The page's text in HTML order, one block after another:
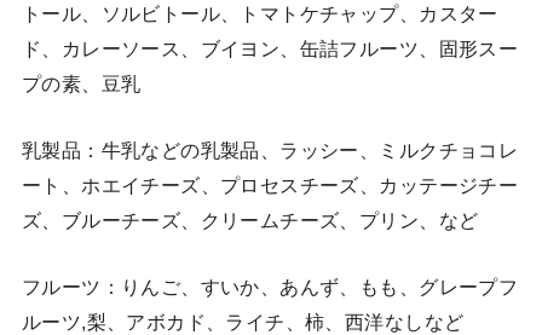
トール、ソルビトール、トマトケチャップ、カスター
ド、カレーソース、ブイヨン、缶詰フルーツ、固形スー
プの素、豆乳
乳製品：牛乳などの乳製品、ラッシー、ミルクチョコレ
ート、ホエイチーズ、プロセスチーズ、カッテージチー
ズ、ブルーチーズ、クリームチーズ、プリン、など
フルーツ：りんご、すいか、あんず、もも、グレープフ
ルーツ,梨、アボカド、ライチ、柿、西洋なしなど